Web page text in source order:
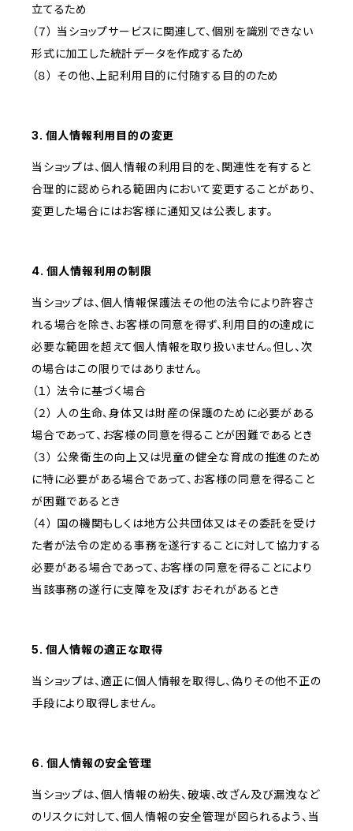
立てるため
（７） 当ショップサービスに関連して、個別を識別できない
形式に加工した統計データを作成するため
（８） その他、上記利用目的に付随する目的のため
3. 個人情報利用目的の変更
当ショップは、個人情報の利用目的を、関連性を有すると
合理的に認められる範囲内において変更することがあり、
変更した場合にはお客様に通知又は公表します。
4. 個人情報利用の制限
当ショップは、個人情報保護法その他の法令により許容さ
れる場合を除き、お客様の同意を得ず、利用目的の達成に
必要な範囲を超えて個人情報を取り扱いません。但し、次
の場合はこの限りではありません。
（１） 法令に基づく場合
（２） 人の生命、身体又は財産の保護のために必要がある
場合であって、お客様の同意を得ることが困難であるとき
（３） 公衆衛生の向上又は児童の健全な育成の推進のため
に特に必要がある場合であって、お客様の同意を得ること
が困難であるとき
（４） 国の機関もしくは地方公共団体又はその委託を受け
た者が法令の定める事務を遂行することに対して協力する
必要がある場合であって、お客様の同意を得ることにより
当該事務の遂行に支障を及ぼすおそれがあるとき
5. 個人情報の適正な取得
当ショップは、適正に個人情報を取得し、偽りその他不正の
手段により取得しません。
6. 個人情報の安全管理
当ショップは、個人情報の紛失、破壊、改ざん及び漏洩など
のリスクに対して、個人情報の安全管理が図られるよう、当